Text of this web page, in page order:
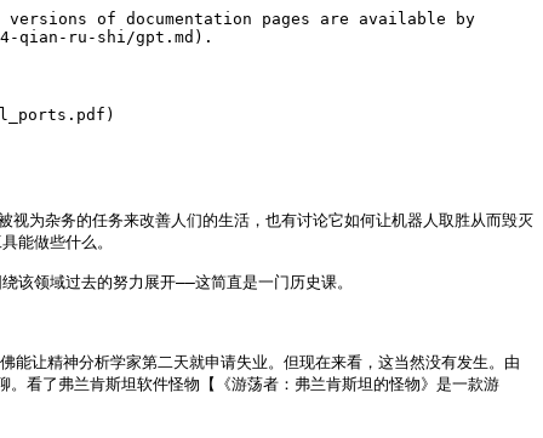
HDD（**/dev/ada0** 和 **/dev/ada1**）上设置具有 2GB 交换空间的分区，和两个 SSD（**/dev/ada2** 和 **/dev/ada3**）上设置具有 4GB 交换空间的分区，你可以这样调用这个函数：

```sh
DD=("/dev/ada0" "/dev/ada1")
SSD=("/dev/ada2" "/dev/ada3")
SWAP_SIZE_HDD="2g"
SWAP_SIZE_SSD="4g"
setup_partitions "${HDD[@]}" "$SWAP_SIZE_HDD" "true"
setup_partitions "${SSD[@]}" "$SWAP_SIZE_SSD" "false"
```

**ChatGPT**：请注意，我添加了一个选项，以表明这些磁盘是 HDD 还是 SSD，因为每种磁盘类型的序列号检索方法不同。

当然，这是另一个令人印象深刻的回答。尤其是除了给我一些随机的代码片段外，回复和解释的内容如此丰富。它确实找出了两个函数的相似之处，并能区分出我的例子中 SSD 和 HDD 的交换空间大小是不同的。它很聪明地找出了正确的磁盘设备节点（**/dev/ada0** 而不是 **/dev/sda**）。此外，我的一些编码风格（如大写变量名）被改成了小写。这可能合你的意，也可能不合，需要事后做一些手工编辑。代码仍然是用 bash 给出的，其中包含一些 bash 特有的语言特性，如数组，在 Bourne shell【即 sh】中是没有的。

但我用下面的提示纠正了我的重复错误：

**BCR**：你能不能只在 **/bin/sh** 中提供同样的代码（没有 bash）？

**ChatGPT**：当然可以！这里是 **/bin/sh** 语法的相同代码：

```sh
#!/bin/sh

setup_partitions() {
    disks="$1"
    swap_size="$2"
    is_hdd="$3"
    counter=1
    serials=""

for disk in $disks; do
    # 创建交换分区
    gpart add -t freebsd-swap -l swap$counter -s $swap_size -a 4k "$disk"
    echo "Setting $swap_size of swap space on disk ${disk}."

    # 确定磁盘序列号
    if [ "$is_hdd" = "true" ]; then
        serial=$(camcontrol inquiry "$disk" -S | sed -e 's/^[[:space:]]*//')
    else
        serial=$(camcontrol identify "$disk" | awk '/serial number/ { print $3 }')
fi

    # 创建 ZFS 分区
    gpart add -t freebsd-zfs -l "$serial" -a 4k "$disk"

    # 添加到序列号列表并增加计数器
    if [ $((counter%2)) -eq 0 ]; then
        serials="$serials mirror"
    fi
    serials="$serials /dev/gpt/$serial"
    counter=$((counter+1))
done

NUM_DISKS=$counter
}

HDD="/dev/ada0 /dev/ada1"
SSD="/dev/ada2 /dev/ada3"
SWAP_SIZE_HDD="2g"
SWAP_SIZE_SSD="4g"

setup_partitions "$HDD" "$SWAP_SIZE_HDD" "true"
setup_partitions "$SSD" "$SWAP_SIZE_SSD" "false"
```

**ChatGPT**：请注意，**/bin/sh** 和 **/bin/bash** 在语法上有一些不同，比如使用 `=` 而不是 `==` 来进行字符串比较，缺少数组变量。为了解决这些差异，我将磁盘列表作为空格分隔的字符串传递，并使用 `$1`、`$2` 和 `$3` 来访问函数参数。

因此，它能够将代码转化为可运行的 Bourne shell 语法（我每次都测试了结果）。现在我看了一下统一的函数，我又有了想法（这也可能来自与同事讨论时一起查看代码）：

**BCR**: 当我们用同样的 4g 作为 HDD 和 SSD 的交换空间大小时，代码会是什么样子？

**ChatGPT**: 如果我们想对 HDD 和 SSD 使用同样的 4g 交换空间大小，我们可以修改 `setup_partitions` 函数，使其只接受一个磁盘参数，并删除参数 `is_hdd` 和确定磁盘序列号的条件逻辑。下面是更新后的代码在 **/bin/sh** 语法中的样子：

```sh
#!/bin/sh

setup_partitions() {
    disks="$1"
    swap_size="$2"
    counter=1
    serials=""
    
    for disk in $disks; do
        # 创建交换分区
        gpart add -t freebsd-swap -l swap$counter -s $swap_size -a 4k "$disk"
        echo "Setting $swap_size of swap space on disk ${disk}."
        
        # 确定磁盘序列号
        serial=$(camcontrol identify "$disk" | awk '/serial number/ { print $3 }')
        
        # 创建 ZFS 分区
        gpart add -t freebsd-zfs -l "$serial" -a 4k "$disk"
        
        # 添加到序列号列表并增加计数器
        if [ $((counter%2)) -eq 0 ]; then
            serials="$serials mirror"
        fi
        serials="$serials /dev/gpt/$serial"
        counter=$((counter+1))
done

NUM_DISKS=$counter
}

HDD="/dev/ada0 /dev/ada1"
SSD="/dev/ada2 /dev/ada3"
SWAP_SIZE="4g"

setup_partitions "$HDD $SSD" "$SWAP_SIZE"
```

**ChatGPT**：在这里，我们将 HDD 和 SSD 磁盘列表作为一个空格分隔的字符串传递给 `setup_partitions` 函数，并对两种类型的磁盘使用相同的交换空间大小 4g。

好吧，作为重构步骤，这当然不错。这一次，它确实从我先前的输入中了解到我想要 **/bin/s